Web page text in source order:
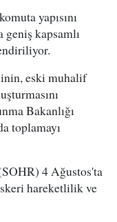
yapısını
kapsamlı
eski muhalif
Bakanlığı
toplamayı
4 Ağustos'ta
hareketlilik ve